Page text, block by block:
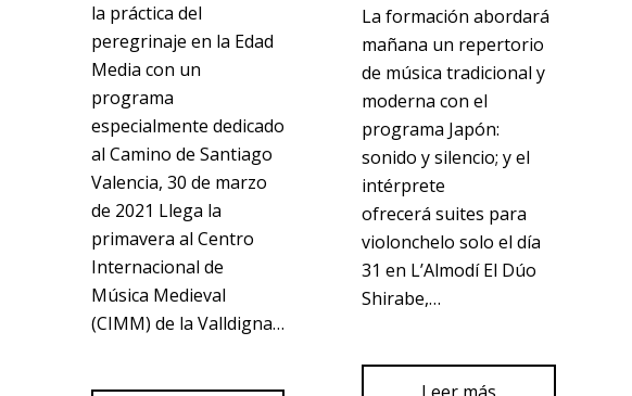
la práctica del
peregrinaje en la Edad
Media con un
programa
especialmente dedicado
al Camino de Santiago
Valencia, 30 de marzo
de 2021 Llega la
primavera al Centro
Internacional de
Música Medieval
(CIMM) de la Valldigna…
La formación abordará
mañana un repertorio
de música tradicional y
moderna con el
programa Japón:
sonido y silencio; y el
intérprete
ofrecerá suites para
violonchelo solo el día
31 en L’Almodí El Dúo
Shirabe,…